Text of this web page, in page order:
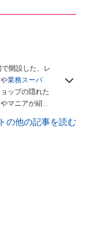
開設した、レ
や業務スーパ
ップの隠れた
マニアが紹介
。毎日トレン
の他の記事を読む